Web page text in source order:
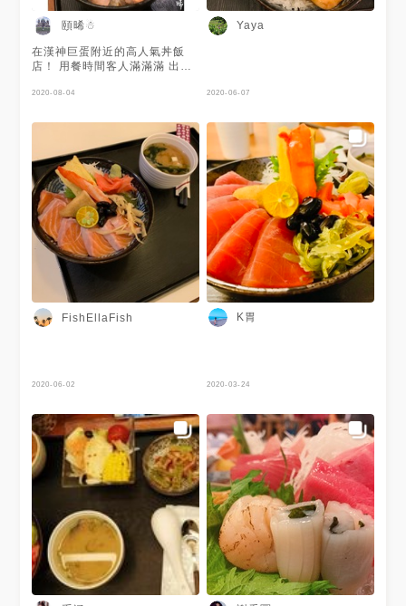
頤晞☃
在漢神巨蛋附近的高人氣丼飯
店！ 用餐時間客人滿滿滿 出餐
右就入座了 餐點選擇超級多 不
動💓 - 【炙燒鮭魚丼飯】 油脂
滿滿的炙燒鮭魚 吃起來就是好
吃☺️ 一份有六片鮭魚 一碗200
元還附味噌湯很划算 其他配料
蠻豐富的也都不錯吃 這碗可以
說是被我秒殺掉的😎 - 一同用餐
的家人們都覺得各自的餐點好吃
很適合帶家人來吃飯或跟朋友聚
餐 CP值蠻不錯的👍 #高雄#鼓
山區
2020-08-04
Yaya
2020-06-07
FishEllaFish
2020-06-02
K胃
2020-03-24